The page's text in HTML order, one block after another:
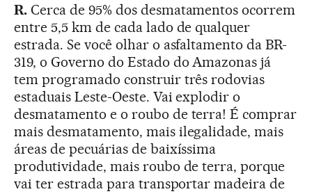
R.Cerca de 95% dos desmatamentos ocorrem
entre 5,5 km de cada lado de qualquer
estrada. Se você olhar o asfaltamento da BR-
319, o Governo do Estado do Amazonas já
tem programado construir três rodovias
estaduais Leste-Oeste. Vai explodir o
desmatamento e o roubo de terra! É comprar
mais desmatamento, mais ilegalidade, mais
áreas de pecuárias de baixíssima
produtividade, mais roubo de terra, porque
vai ter estrada para transportar madeira de